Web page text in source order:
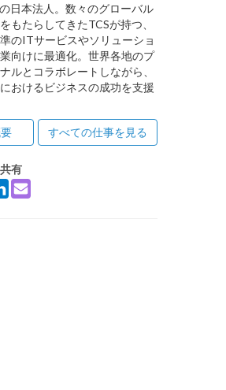
日本法人。数々のグローバル
もたらしてきたTCSが持つ、
のITサービスやソリューショ
向けに最適化。世界各地のプ
ルとコラボレートしながら、
おけるビジネスの成功を支援
すべての仕事を見る
有